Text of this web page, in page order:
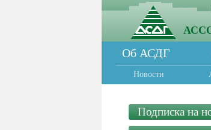
Об АСДГ
Новости
Подписка на